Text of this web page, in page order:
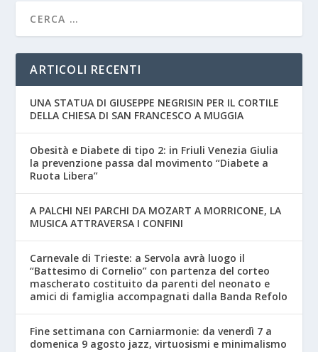
ARTICOLI RECENTI
UNA STATUA DI GIUSEPPE NEGRISIN PER IL CORTILE
DELLA CHIESA DI SAN FRANCESCO A MUGGIA
Obesità e Diabete di tipo 2: in Friuli Venezia Giulia
la prevenzione passa dal movimento “Diabete a
Ruota Libera”
A PALCHI NEI PARCHI DA MOZART A MORRICONE, LA
MUSICA ATTRAVERSA I CONFINI
Carnevale di Trieste: a Servola avrà luogo il
“Battesimo di Cornelio” con partenza del corteo
mascherato costituito da parenti del neonato e
amici di famiglia accompagnati dalla Banda Refolo
Fine settimana con Carniarmonie: da venerdì 7 a
domenica 9 agosto jazz, virtuosismi e minimalismo